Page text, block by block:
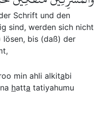
Schrift und den
sind, werden sich nicht
lösen, bis (daß) der
min ahli alkitabi
hatta tatiyahumu